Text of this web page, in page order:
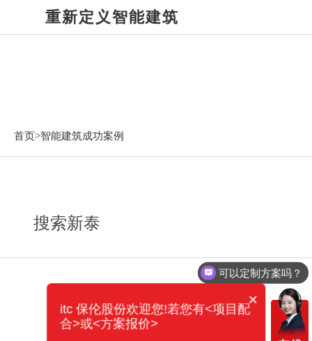
重新定义智能建筑
首页>智能建筑成功案例
搜索新泰
可以定制方案吗？
×
itc 保伦股份欢迎您!若您有<项目配
合>或<方案报价>